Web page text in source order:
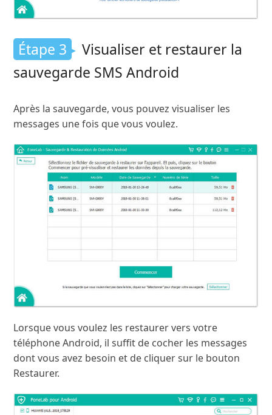
Étape 3
Visualiser et restaurer la
sauvegarde SMS Android
Après la sauvegarde, vous pouvez visualiser les
messages une fois que vous voulez.
Lorsque vous voulez les restaurer vers votre
téléphone Android, il suffit de cocher les messages
dont vous avez besoin et de cliquer sur le bouton
Restaurer.